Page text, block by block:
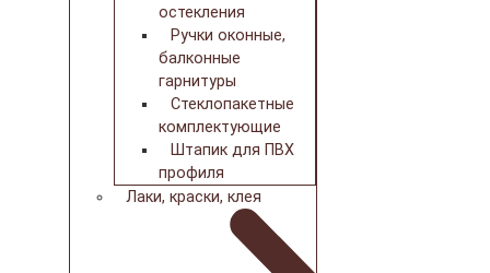
остекления
Ручки оконные,
балконные
гарнитуры
Стеклопакетные
комплектующие
Штапик для ПВХ
профиля
Лаки, краски, клея